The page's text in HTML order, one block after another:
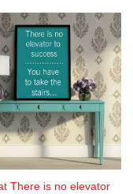
ma
wiele
wariantów.
Opcje
można
wybrać
na
stronie
produktu
There is no elevator